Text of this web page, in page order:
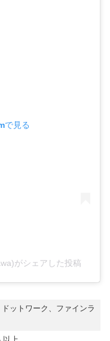
で見る
がシェアした投稿
ットワーク、ファインラ